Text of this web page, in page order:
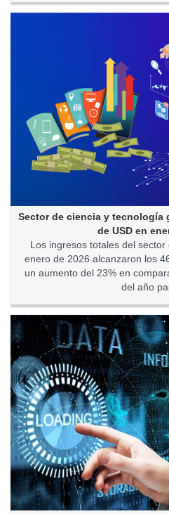
Sector de ciencia y tecnología
de USD en
Los ingresos totales del
enero de 2026 alcanzaron los
un aumento del 23% en
del año